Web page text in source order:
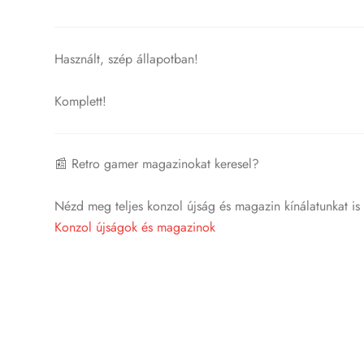
Használt, szép állapotban!
Komplett!
📰 Retro gamer magazinokat keresel?
Nézd meg teljes konzol újság és magazin kínálatunkat
Konzol újságok és magazinok